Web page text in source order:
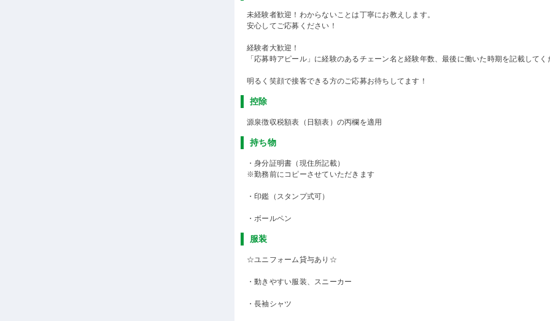
未経験者歓迎！わからないことは丁寧にお教えします。
安心してご応募ください！
経験者大歓迎！
「応募時アピール」に経験のあるチェーン名と経験年数、最後に働いた時期を記載してく
明るく笑顔で接客できる方のご応募お待ちしてます！
控除
源泉徴収税額表（日額表）の丙欄を適用
持ち物
・身分証明書（現住所記載）
※勤務前にコピーさせていただきます
・印鑑（スタンプ式可）
・ボールペン
服装
☆ユニフォーム貸与あり☆
・動きやすい服装、スニーカー
・長袖シャツ